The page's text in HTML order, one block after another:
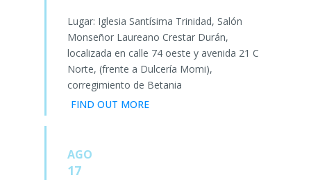
Lugar: Iglesia Santísima Trinidad, Salón
Monseñor Laureano Crestar Durán,
localizada en calle 74 oeste y avenida 21 C
Norte, (frente a Dulcería Momi),
corregimiento de Betania
FIND OUT MORE
AGO
17